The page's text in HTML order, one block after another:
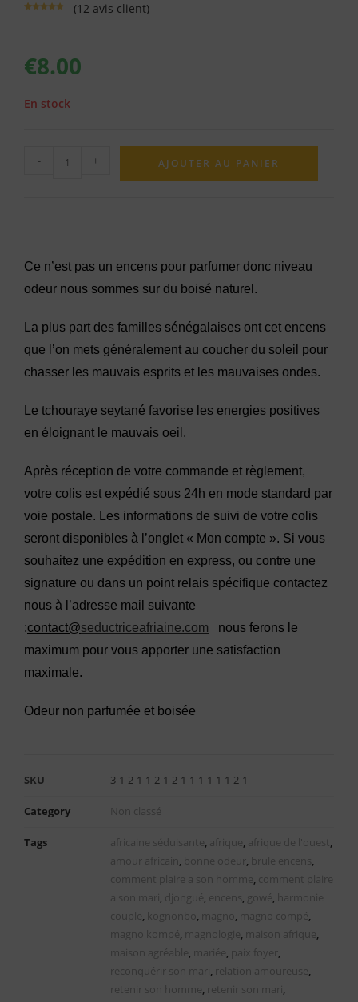
client
(12 avis client)
€8.00
En stock
- + AJOUTER AU PANIER
Ce n’est pas un encens pour parfumer donc niveau
odeur nous sommes sur du boisé naturel.
La plus part des familles sénégalaises ont cet encens
que l’on mets généralement au coucher du soleil pour
chasser les mauvais esprits et les mauvaises ondes.
Le tchouraye seytané favorise les energies positives
en éloignant le mauvais oeil.
Après réception de votre commande et règlement,
votre colis est expédié sous 24h en mode standard par
voie postale. Les informations de suivi de votre colis
seront disponibles à l’onglet « Mon compte ». Si vous
souhaitez une expédition en express, ou contre une
signature ou dans un point relais spécifique contactez
nous à l’adresse mail suivante
:contact@seductriceafriaine.com nous ferons le
maximum pour vous apporter une satisfaction
maximale.
Odeur non parfumée et boisée
SKU 3-1-2-1-1-2-1-2-1-1-1-1-1-1-2-1
Category Non classé
Tags africaine séduisante, afrique, afrique de l'ouest ,
amour africain, bonne odeur, brule encens ,
comment plaire a son homme, comment plaire
a son mari , djongué, encens , gowé, harmonie
couple, kognonbo, magno, magno compé,
magno kompé, magnologie, maison afrique,
maison agréable, mariée, paix foyer,
reconquérir son mari , relation amoureuse,
retenir son homme, retenir son mari ,